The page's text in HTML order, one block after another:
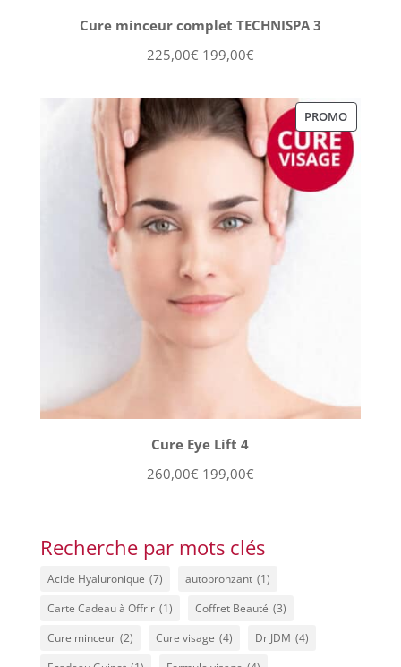
Cure minceur complet TECHNISPA 3
225,00€ Le
initial
était :
225,00€.
199,00€Le
actuel
est :
199,00€.
PROMOPRODUIT
EN
Cure Eye Lift 4
260,00€ Le
était :
199,00€Le
est :
Recherche par mots clés
Acide Hyaluronique (7) autobronzant (1)
Carte Cadeau à Offrir (1) Coffret Beauté (3)
Cure minceur (2) Cure visage (4) Dr JDM (4)